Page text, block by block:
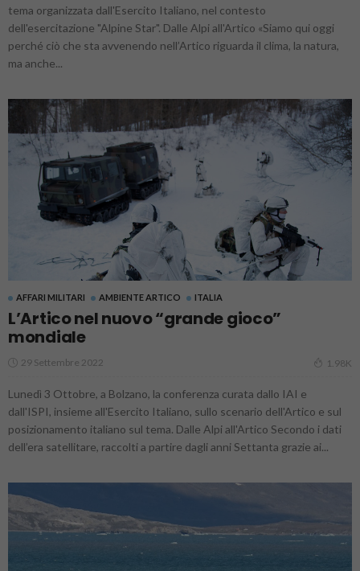
tema organizzata dall'Esercito Italiano, nel contesto
dell'esercitazione "Alpine Star". Dalle Alpi all'Artico «Siamo qui oggi
perché ciò che sta avvenendo nell’Artico riguarda il clima, la natura,
ma anche...
AFFARI MILITARI AMBIENTE ARTICO ITALIA
L’Artico nel nuovo “grande gioco”
mondiale
29 Settembre 2022 1.98K
Lunedì 3 Ottobre, a Bolzano, la conferenza curata dallo IAI e
dall'ISPI, insieme all'Esercito Italiano, sullo scenario dell'Artico e sul
posizionamento italiano sul tema. Dalle Alpi all'Artico Secondo i dati
dell’era satellitare, raccolti a partire dagli anni Settanta grazie ai...